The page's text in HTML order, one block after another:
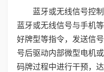
蓝牙或无线信号控
蓝牙或无线信号与手机
好牌型等指令，发送信
号后驱动内部微型电机
码牌过程中进行干预，达